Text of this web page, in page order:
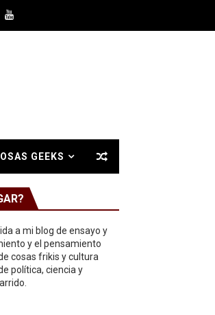
GEEKS
a mi blog de ensayo y
y el pensamiento
cosas frikis y cultura
política, ciencia y